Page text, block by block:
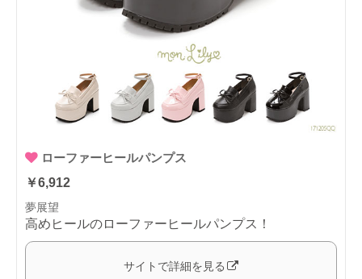
ローファーヒールパンプス
￥6,912
夢展望
高めヒールのローファーヒールパンプス！
サイトで詳細を見る